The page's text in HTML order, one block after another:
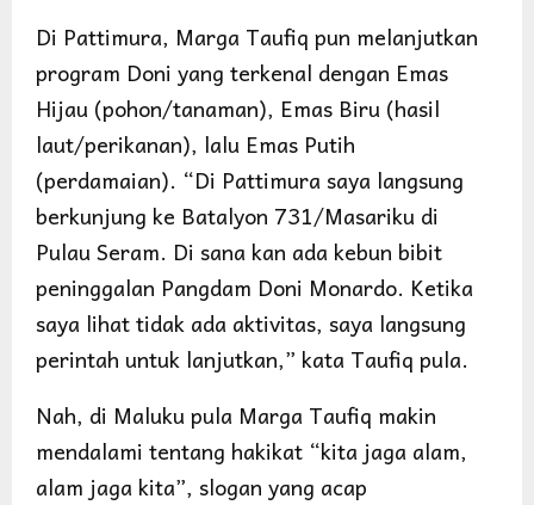
Di Pattimura, Marga Taufiq pun melanjutkan
program Doni yang terkenal dengan Emas
Hijau (pohon/tanaman), Emas Biru (hasil
laut/perikanan), lalu Emas Putih
(perdamaian). “Di Pattimura saya langsung
berkunjung ke Batalyon 731/Masariku di
Pulau Seram. Di sana kan ada kebun bibit
peninggalan Pangdam Doni Monardo. Ketika
saya lihat tidak ada aktivitas, saya langsung
perintah untuk lanjutkan,” kata Taufiq pula.
Nah, di Maluku pula Marga Taufiq makin
mendalami tentang hakikat “kita jaga alam,
alam jaga kita”, slogan yang acap